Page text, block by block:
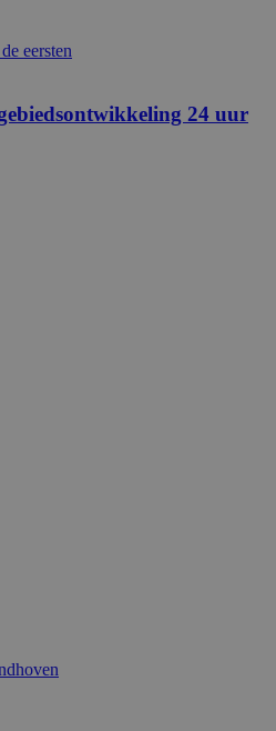
eersten
24 uur